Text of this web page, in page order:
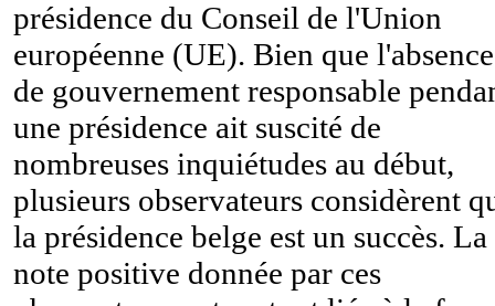
présidence du Conseil de l'Union
européenne (UE). Bien que l'absence
de gouvernement responsable
une présidence ait suscité de
nombreuses inquiétudes au début,
plusieurs observateurs considèrent
la présidence belge est un succès. La
note positive donnée par ces